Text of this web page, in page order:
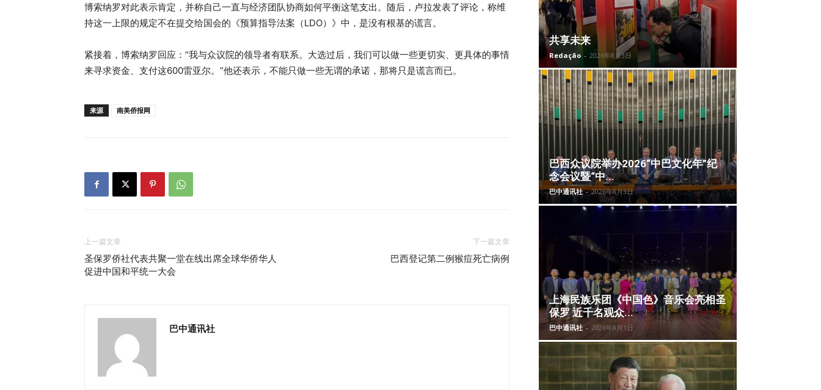
博索纳罗对此表示肯定，并称自己一直与经济团队协商如何平衡这笔支出。随后，卢拉发表了评论，称维
持这一上限的规定不在提交给国会的《预算指导法案（LDO）》中，是没有根基的谎言。
紧接着，博索纳罗回应：“我与众议院的领导者有联系。大选过后，我们可以做一些更切实、更具体的事情
来寻求资金、支付这600雷亚尔。”他还表示，不能只做一些无谓的承诺，那将只是谎言而已。
来源 南美侨报网
上一篇文章
圣保罗侨社代表共聚一堂在线出席全球华侨华人
促进中国和平统一大会
下一篇文章
巴西登记第二例猴痘死亡病例
巴中通讯社
共享未来
Redação - 2026年8月3日
巴西众议院举办2026“中巴文化年”纪
念会议暨“中...
巴中通讯社 - 2026年8月3日
上海民族乐团《中国色》音乐会亮相圣
保罗 近千名观众...
巴中通讯社 - 2026年8月1日